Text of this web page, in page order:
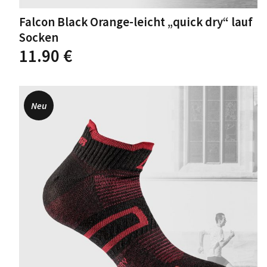
Falcon Black Orange-leicht „quick dry“ lauf
Socken
11.90 €Dieses
Produkt
Optionen
können
auf
der
Produktseite
gewählt
werden
Neu